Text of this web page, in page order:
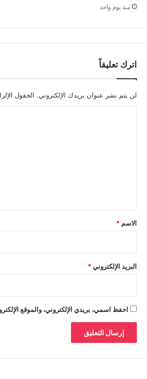
منذ يوم واحد
اترك تعليقاً
لن يتم نشر عنوان بريدك الإلكتروني. الحقول
*
الاسم *
البريد الإلكتروني*
احفظ اسمي، بريدي الإلكتروني، والموقع